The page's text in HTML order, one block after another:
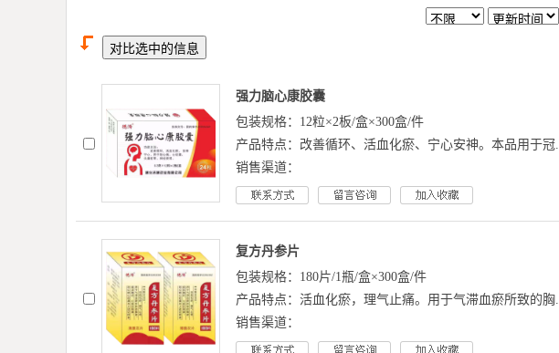
强力脑心康胶囊
包装规格：12粒×2板/盒×300盒/件
产品特点：改善循环、活血化瘀、宁心安神。本品用于冠.
销售渠道：
复方丹参片
包装规格：180片/1瓶/盒×300盒/件
产品特点：活血化瘀，理气止痛。用于气滞血瘀所致的胸.
销售渠道：